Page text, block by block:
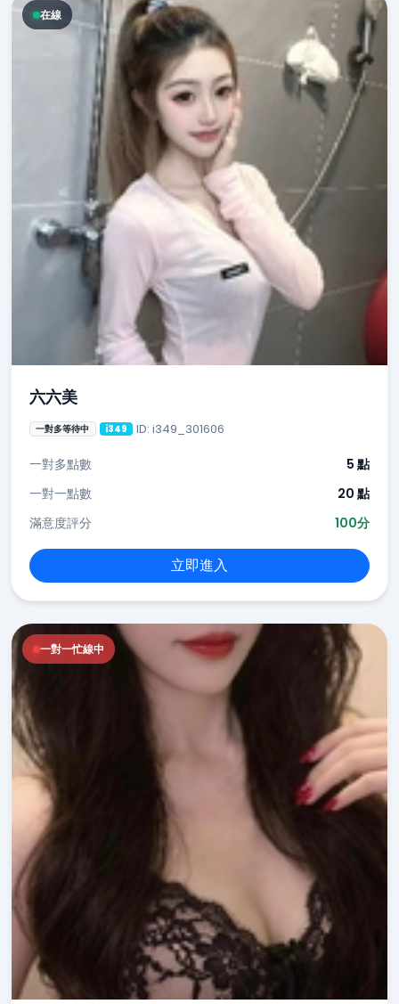
在線
六六美
一對多等待中 i349 ID: i349_301606
一對多點數
5 點
一對一點數
20 點
滿意度評分
100分
立即進入
一對一忙線中